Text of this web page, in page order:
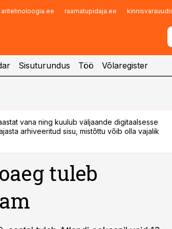
aritehnoloogia.ee raamatupidaja.ee
Sisuturundus Töö Võlaregister
vana ning kuulub väljaande digitaalsesse
arhiveeritud sisu, mistõttu võib olla vajalik
tuleb